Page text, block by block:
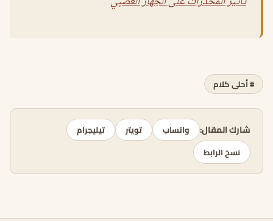
# أحلى كلام
شارك المقال: واتساب تويتر
تيليجرام
نسخ الرابط